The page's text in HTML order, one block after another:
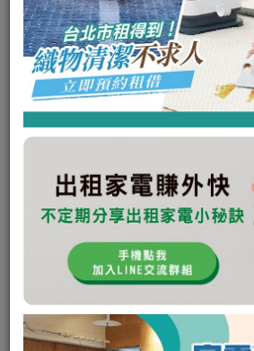
Karcher 凱馳 KWD2S
器 (
可出租
瞭解更多